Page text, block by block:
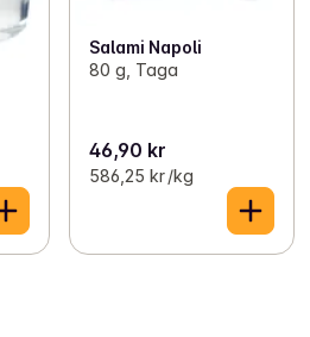
Salami Napoli
80 g, Taga
46,90 kr
586,25 kr /kg